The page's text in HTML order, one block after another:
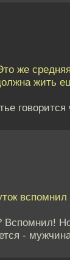
же
жить
говорится
вспомнил
Но
-